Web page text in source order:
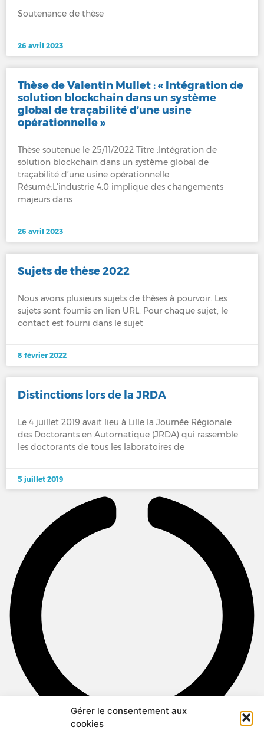
Gérer le consentement aux
cookies
Soutenance de thèse
26 avril 2023
Thèse de Valentin Mullet : « Intégration de
solution blockchain dans un système
global de traçabilité d’une usine
opérationnelle »
Thèse soutenue le 25/11/2022 Titre :Intégration de
solution blockchain dans un système global de
traçabilité d’une usine opérationnelle
Résumé:L’industrie 4.0 implique des changements
majeurs dans
26 avril 2023
Sujets de thèse 2022
Nous avons plusieurs sujets de thèses à pourvoir. Les
sujets sont fournis en lien URL. Pour chaque sujet, le
contact est fourni dans le sujet
8 février 2022
Distinctions lors de la JRDA
Le 4 juillet 2019 avait lieu à Lille la Journée Régionale
des Doctorants en Automatique (JRDA) qui rassemble
les doctorants de tous les laboratoires de
5 juillet 2019